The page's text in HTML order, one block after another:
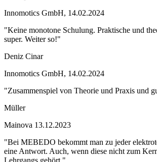
Innomotics GmbH, 14.02.2024
"Keine monotone Schulung. Praktische und
super. Weiter so!"
Deniz Cinar
Innomotics GmbH, 14.02.2024
"Zusammenspiel von Theorie und Praxis und
Müller
Mainova 13.12.2023
"Bei MEBEDO bekommt man zu jeder
eine Antwort. Auch, wenn diese nicht zum
Lehrgangs gehört."